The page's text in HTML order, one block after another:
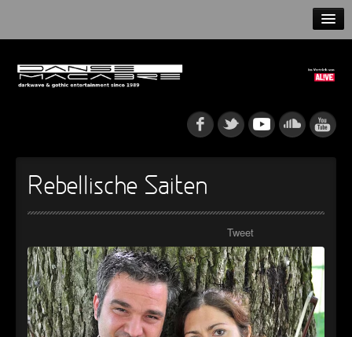
NEWS
►
Rebellische Saiten
Tweet